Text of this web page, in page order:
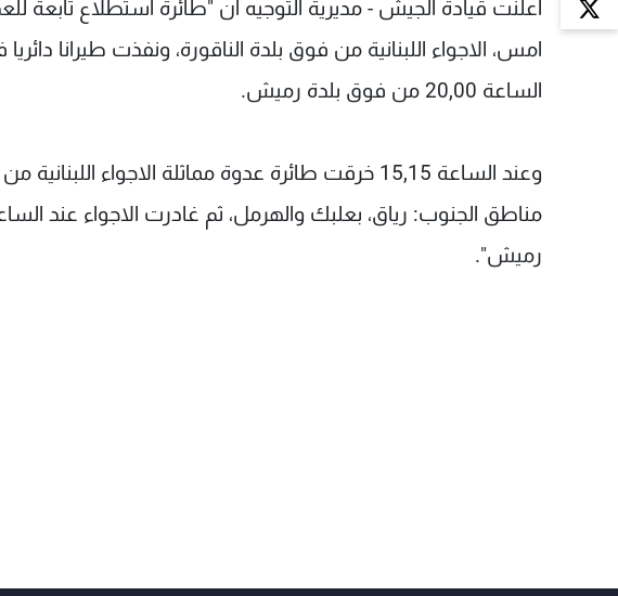
امس، الاجواء اللبنانية من فوق بلدة الناقورة، ونفذت طيرانا
الساعة 20,00 من فوق بلدة رميش.
وعند الساعة 15,15 خرقت طائرة عدوة مماثلة الاجواء
رميش".